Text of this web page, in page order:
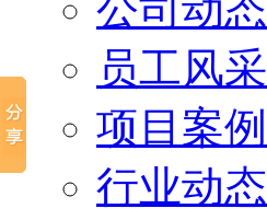
员工风采
项目案例
行业动态